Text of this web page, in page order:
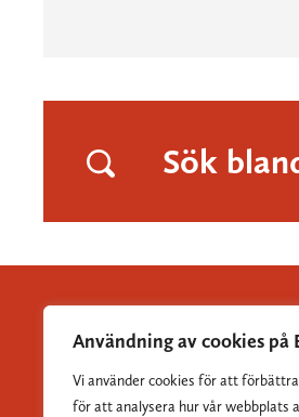
Användning av cookies
Vi använder cookies för att
för att analysera hur vår webbplats
Sök
Albert Bonniers Förlag